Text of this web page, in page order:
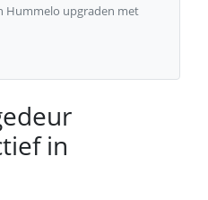
Hummelo upgraden met
in